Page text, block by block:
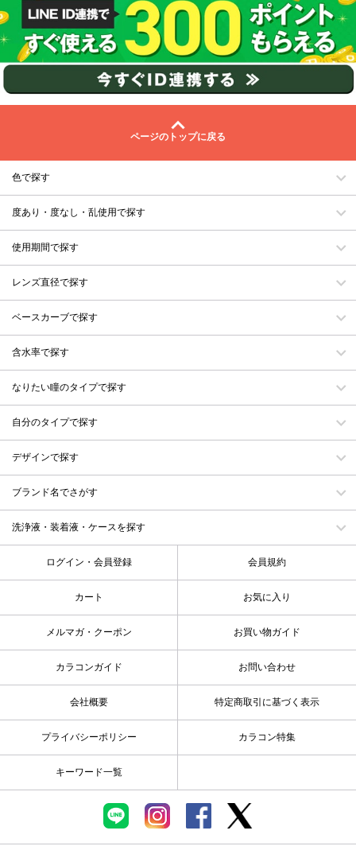
ページのトップに戻る
色で探す
度あり・度なし・乱使用で探す
使用期間で探す
レンズ直径で探す
ベースカーブで探す
含水率で探す
なりたい瞳のタイプで探す
自分のタイプで探す
デザインで探す
ブランド名でさがす
洗浄液・装着液・ケースを探す
ログイン・会員登録 会員規約
カート お気に入り
メルマガ・クーポン お買い物ガイド
カラコンガイド お問い合わせ
会社概要 特定商取引に基づく表示
プライバシーポリシー カラコン特集
キーワード一覧